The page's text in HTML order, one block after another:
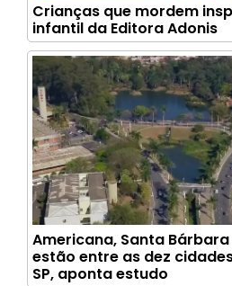
Crianças que mordem
infantil da Editora Adonis
Americana, Santa
estão entre as dez
SP, aponta estudo